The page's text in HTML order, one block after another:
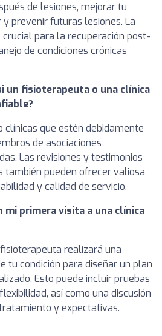
de lesiones, mejorar tu
prevenir futuras lesiones. La
para la recuperación post-
de condiciones crónicas
un fisioterapeuta o una clínica
clínicas que estén debidamente
de asociaciones
Las revisiones y testimonios
también pueden ofrecer valiosa
y calidad de servicio.
mi primera visita a una clínica
realizará una
tu condición para diseñar un plan
Esto puede incluir pruebas
así como una discusión
y expectativas.